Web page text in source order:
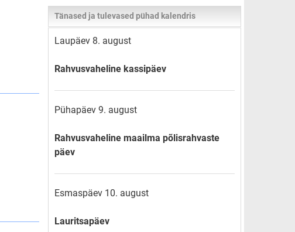
lehelt
Tänased ja tulevased pühad kalendris
Laupäev 8. august
Rahvusvaheline kassipäev
Pühapäev 9. august
Rahvusvaheline maailma põlisrahvaste
päev
Esmaspäev 10. august
Lauritsapäev